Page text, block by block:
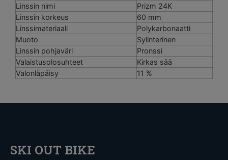
Linssin nimi
Prizm 24K
Linssin korkeus
60 mm
Linssimateriaali
Polykarbonaatti
Muoto
Sylinterinen
Linssin pohjaväri
Pronssi
Valaistusolosuhteet
Kirkas sää
Valonläpäisy
11 %
SKI OUT BIKE